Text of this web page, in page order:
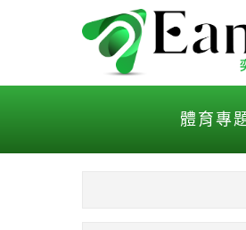
[CPBL]中信、
體育專